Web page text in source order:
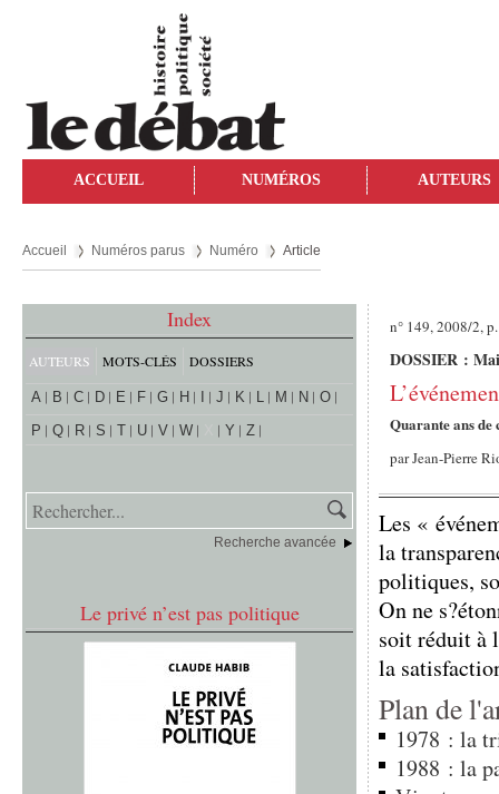
ACCUEIL NUMÉROS AUTEURS
Accueil Numéros parus Numéro Article
Index
AUTEURS MOTS-CLÉS DOSSIERS
A B C D E F G H J K L M N
O
P
Q R S T U V W Y Z
Recherche avancée
Le privé n’est pas politique
n° 149, 2008/2,
DOSSIER :
Quarante ans
parJean-Pierre
Les «
la
politiques,
On ne
soit réduit à
la
Plan de
1978 : la
1988 : la